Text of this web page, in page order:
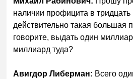
наличии профицита в
действительно такая большая
говорите, выдать один
миллиард туда?
Авигдор Либерман: Всего